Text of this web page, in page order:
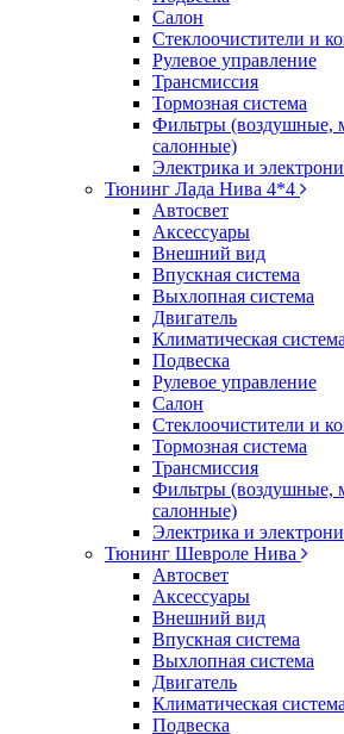
Салон
Стеклоочистители и
Рулевое управление
Трансмиссия
Тормозная система
Фильтры (воздушные,
салонные)
Электрика и
Тюнинг Лада Нива 4*4
Автосвет
Аксессуары
Внешний вид
Впускная система
Выхлопная система
Двигатель
Климатическая
Подвеска
Рулевое управление
Салон
Стеклоочистители и
Тормозная система
Трансмиссия
Фильтры (воздушные,
салонные)
Электрика и
Тюнинг Шевроле Нива
Автосвет
Аксессуары
Внешний вид
Впускная система
Выхлопная система
Двигатель
Климатическая
Подвеска